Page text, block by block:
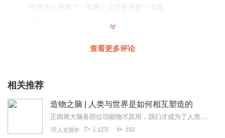
今天怎么更新了一集啊？天天多更新一点嘛
情都非常到位……强烈推荐
平淡是真_z6
哎，啰嗦了。有缘再见吧。
查看更多评论
相关推荐
造物之脑 | 人类与世界是如何相互塑造的
正因将大脑各部位功能物尽其用，我们才成为了人类这个智慧物种。大脑的遗传发育创造了千奇百怪的人类性格和参差不齐的智商分布。（大脑）视觉皮层赋予我们感受美的能力，这...
人文国学 1.12万 152